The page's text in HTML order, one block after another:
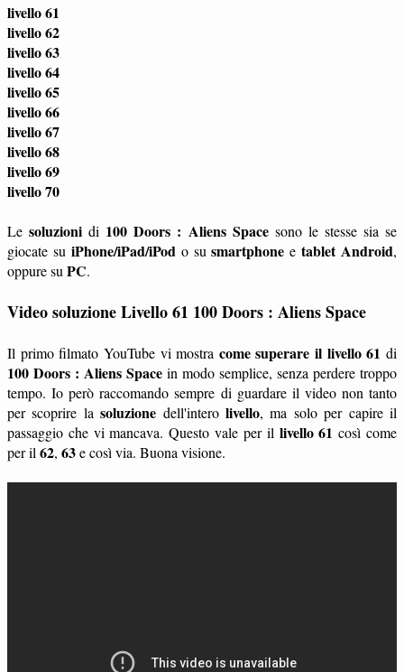
livello 61
livello 62
livello 63
livello 64
livello 65
livello 66
livello 67
livello 68
livello 69
livello 70
Lesoluzioni di 100 Doors : Aliens Spacesono le stesse sia se
giocate su iPhone/iPad/iPod o susmartphone etablet Android,
oppure su PC.
Video soluzione Livello 61 100 Doors : Aliens Space
Il primo filmato YouTube vi mostra come superare il livello 61 di
100 Doors : Aliens Space in modo semplice, senza perdere troppo
tempo. Io però raccomando sempre di guardare il video non tanto
per scoprire lasoluzione dell'interolivello, ma solo per capire il
passaggio che vi mancava. Questo vale per il livello 61 così come
per il 62, 63e così via. Buona visione.